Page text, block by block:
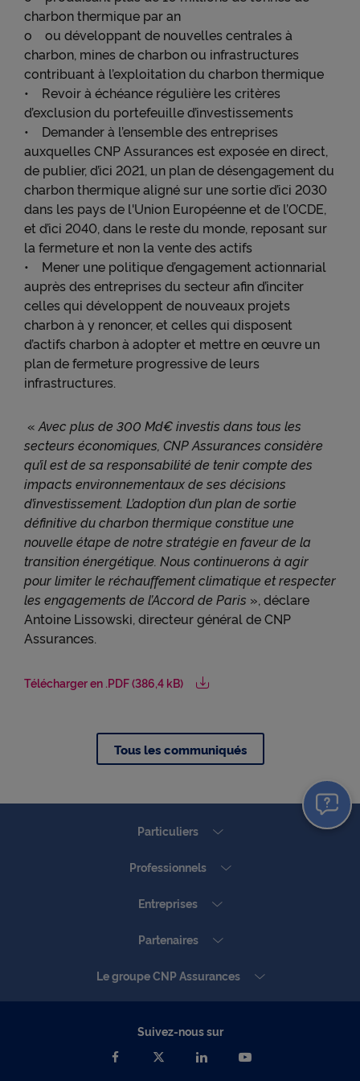
charbon thermique par an
o ou développant de nouvelles centrales à
charbon, mines de charbon ou infrastructures
contribuant à l’exploitation du charbon thermique
• Revoir à échéance régulière les critères
d’exclusion du portefeuille d’investissements
• Demander à l’ensemble des entreprises
auxquelles CNP Assurances est exposée en direct,
de publier, d’ici 2021, un plan de désengagement du
charbon thermique aligné sur une sortie d’ici 2030
dans les pays de l'Union Européenne et de l’OCDE,
et d’ici 2040, dans le reste du monde, reposant sur
la fermeture et non la vente des actifs
• Mener une politique d’engagement actionnarial
auprès des entreprises du secteur afin d’inciter
celles qui développent de nouveaux projets
charbon à y renoncer, et celles qui disposent
d’actifs charbon à adopter et mettre en œuvre un
plan de fermeture progressive de leurs
infrastructures.
« Avec plus de 300 Md€ investis dans tous les
secteurs économiques, CNP Assurances considère
qu’il est de sa responsabilité de tenir compte des
impacts environnementaux de ses décisions
d’investissement. L’adoption d’un plan de sortie
définitive du charbon thermique constitue une
nouvelle étape de notre stratégie en faveur de la
transition énergétique. Nous continuerons à agir
pour limiter le réchauffement climatique et respecter
les engagements de l’Accord de Paris », déclare
Antoine Lissowski, directeur général de CNP
Assurances.
Télécharger en .PDF (386,4 kB)
Tous les communiqués
Particuliers
Professionnels
Entreprises
Partenaires
Le groupe CNP Assurances
Suivez-nous sur
être déposés. Leurs finalités sont les suivantes :
● permettre de lire les vidéos qui proviennent de
Youtube sur cnp.fr. Google collecte des données sur
votre utilisation des vidéos Youtube et peut les
utiliser à des fins de publicité ciblée.
● permettre l'interaction avec le réseau social
LinkedIn et permettre à ce réseau de suivre votre
navigation, y compris hors du Site
● permettre de lire les messages de X (tweets) sur
cnp.fr. X mesure l'interaction des utilisateurs avec
ces tweets et collecte des données qu'il peut
exploiter à des fins de publicité ciblée.
Pour obtenir plus d'information sur les cookies, vous
pouvez consulter notreCharte relative aux cookies
En cliquant sur « Continuer sans accepter » vous
indiquez votre refus et seuls les cookies nécessaires
au bon fonctionnement du Site et/ou à vous
apporter un confort de navigation seront déposés.